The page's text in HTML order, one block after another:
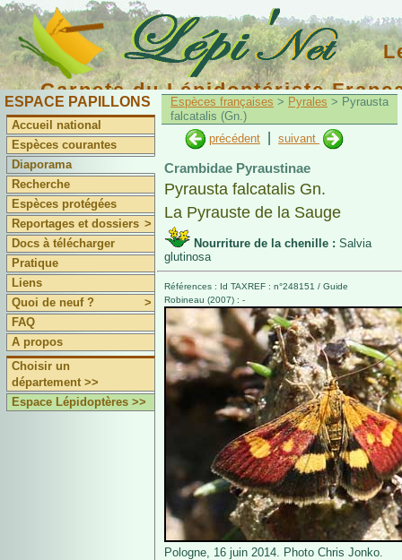
Carnets du Lépidoptériste
ESPACE PAPILLONS
Accueil national
Espèces courantes
Diaporama
Recherche
Espèces protégées
Reportages et dossiers >
Docs à télécharger
Pratique
Liens
Quoi de neuf ?
>
FAQ
A propos
Choisir un
département >>
Espace Lépidoptères >>
Espèces françaises > Pyrales > Pyrausta
falcatalis (Gn.)
précédent
suivant
Crambidae Pyraustinae
Pyrausta falcatalis Gn.
La Pyrauste de la Sauge
Nourriture de la chenille : Salvia
glutinosa
Références : Id TAXREF : n°248151 / Guide
Robineau (2007) : -
Pologne, 16 juin 2014. Photo Chris Jonko.